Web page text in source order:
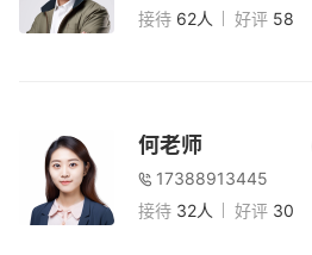
接待 62人 好评 58
何老师
17388913445
接待 32人 好评 30